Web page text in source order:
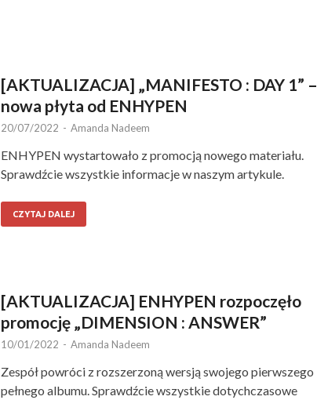
[AKTUALIZACJA] „MANIFESTO : DAY 1” –
nowa płyta od ENHYPEN
20/07/2022 - Amanda Nadeem
ENHYPEN wystartowało z promocją nowego materiału.
Sprawdźcie wszystkie informacje w naszym artykule.
CZYTAJ DALEJ
[AKTUALIZACJA] ENHYPEN rozpoczęło
promocję „DIMENSION : ANSWER”
10/01/2022 - Amanda Nadeem
Zespół powróci z rozszerzoną wersją swojego pierwszego
pełnego albumu. Sprawdźcie wszystkie dotychczasowe